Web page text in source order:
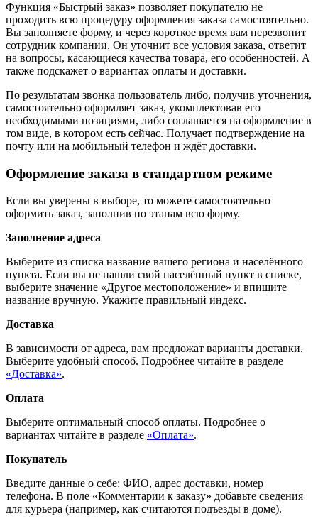
Функция «Быстрый заказ» позволяет покупателю не
проходить всю процедуру оформления заказа самостоятельно.
Вы заполняете форму, и через короткое время вам перезвонит
сотрудник компании. Он уточнит все условия заказа, ответит
на вопросы, касающиеся качества товара, его особенностей. А
также подскажет о вариантах оплаты и доставки.
По результатам звонка пользователь либо, получив уточнения,
самостоятельно оформляет заказ, укомплектовав его
необходимыми позициями, либо соглашается на оформление в
том виде, в котором есть сейчас. Получает подтверждение на
почту или на мобильный телефон и ждёт доставки.
Оформление заказа в стандартном режиме
Если вы уверены в выборе, то можете самостоятельно
оформить заказ, заполнив по этапам всю форму.
Заполнение адреса
Выберите из списка название вашего региона и населённого
пункта. Если вы не нашли свой населённый пункт в списке,
выберите значение «Другое местоположение» и впишите
название вручную. Укажите правильный индекс.
Доставка
В зависимости от адреса, вам предложат варианты доставки.
Выберите удобный способ. Подробнее читайте в разделе
«Доставка».
Оплата
Выберите оптимальный способ оплаты. Подробнее о
вариантах читайте в разделе «Оплата».
Покупатель
Введите данные о себе: ФИО, адрес доставки, номер
телефона. В поле «Комментарии к заказу» добавьте сведения
для курьера (например, как считаются подъезды в доме).